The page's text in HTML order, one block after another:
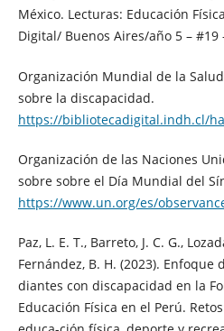
México. Lecturas: Educación
Digital/ Buenos Aires/año 5 – #19
Organización Mundial de la
sobre la discapacidad.
https://bibliotecadigital.indh.cl/
Organización de las Naciones
sobre sobre el Día Mundial del
https://www.un.org/es/
Paz, L. E. T., Barreto, J. C. G.,
Fernández, B. H. (2023).
diantes con discapacidad en la
Educación Física en el Perú.